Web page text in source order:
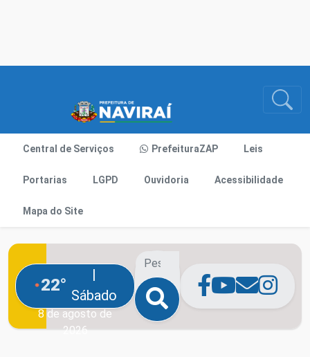
Central de Serviços PrefeituraZAP Leis
Portarias LGPD Ouvidoria Acessibilidade
Mapa do Site
22°
|
Sábado
8 de agosto de
2026